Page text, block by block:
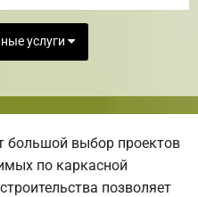
услуги
большой выбор проектов
по каркасной
позволяет